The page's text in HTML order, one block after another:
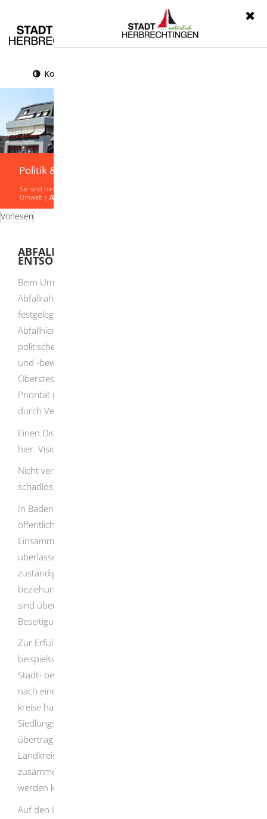
Kontrast
Politik & Verwaltung
Sie sind hier:
Umwelt | Abfallvermeidung, Verwertung und Entsorgung
Vorlesen
ABFALLVERMEIDUNG, VERWERTUNG UND
ENTSORGUNG
Beim Umgang mit Abfällen ist die gesetzlich in der EU-
Abfallrahmenrichtlinie sowie im Kreislaufwirtschaftsgesetz
festgelegte Abfallhierarchie zu beachten. Die
Abfallhierarchie liegt den Rechtsvorschriften und
politischen Maßnahmen im Bereich der Abfallvermeidung
und -bewirtschaftung als Prioritätenfolge zugrunde.
Oberstes Gebot ist dabei die Abfallvermeidung, letzte
Priorität (nach der sonstigen Verwertung zum Beispiel
durch Verbrennung) hat die Beseitigung.
Einen Diskussionsbeitrag zur Abfallvermeidung finden Sie
hier: Vision Possible.
Nicht vermeidbare Abfälle sind ordnungsgemäß und
schadlos zu verwerten beziehungsweise zu entsorgen.
In Baden-Württemberg sind die Stadt- und Landkreise als
öffentlich-rechtliche Entsorgungsträger für die
Einsammlung der in ihrem Gebiet angefallenen und
überlassenen Abfälle aus privaten Haushaltungen
zuständig, sowie für die ordnungsgemäße Verwertung
beziehungsweise Beseitigung dieser Abfälle. Diese Abfälle
sind überlassungspflichtig, genau so wie Abfall zur
Beseitigung, der bei Gewerbetreibenden anfällt.
Zur Erfüllung dieser Aufgaben können auch Dritte wie
beispielsweise private Firmen beauftragt werden. Die
Stadt- beziehungsweise Landkreise bleiben aber auch
nach einer Beauftragung verantwortlich. Einige Land­
kreise haben das Einsammeln und Transportieren der
Siedlungsabfälle ganz oder teilweise auf die Gemeinden
übertragen. Außerdem gibt es für die Stadt- und
Landkreise die Möglichkeit, sich zu Zweckverbänden
zusammenschließen, denen dann Aufgaben übertragen
werden können.
Auf den Internetseiten des für Sie zuständigen